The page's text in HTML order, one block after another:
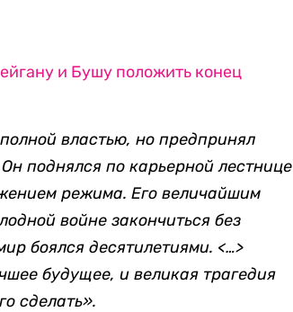
и Бушу положить конец
властью, но предпринял
поднялся по карьерной лестнице
режима. Его величайшим
войне закончиться без
боялся десятилетиями. <…>
будущее, и великая трагедия
сделать».